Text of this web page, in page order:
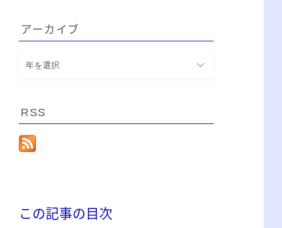
アーカイブ
ア
ブ
RSS
この記事の目次